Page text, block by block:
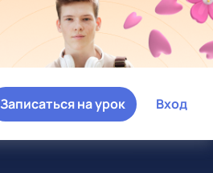
Вход
Записаться на урок